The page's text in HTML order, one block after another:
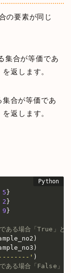
の要素が同じ
集合が等価であ
返します。
集合が等価であ
返します。
5 }
2 }
9 }
ある場合「True」と
)
)
' )
ある場合「False」と